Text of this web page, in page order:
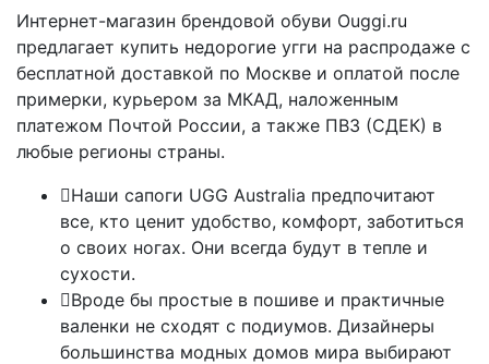
Интернет-магазин брендовой обуви Ouggi.ru
предлагает купить недорогие угги на распродаже с
бесплатной доставкой по Москве и оплатой после
примерки, курьером за МКАД, наложенным
платежом Почтой России, а также ПВЗ (СДЕК) в
любые регионы страны.
Наши сапоги UGG Australia предпочитают
все, кто ценит удобство, комфорт, заботиться
о своих ногах. Они всегда будут в тепле и
сухости.
Вроде бы простые в пошиве и практичные
валенки не сходят с подиумов. Дизайнеры
большинства модных домов мира выбирают